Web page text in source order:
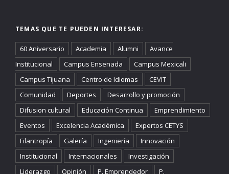
TEMAS QUE TE PUEDEN INTERESAR:
60 Aniversario Academia Alumni
Avance
Institucional
Campus Ensenada
Campus Mexicali
Campus Tijuana
Centro de Idiomas
CEVIT
Comunidad
Deportes
Desarrollo y promoción
Difusion cultural
Educación Continua
Emprendimiento
Eventos
Excelencia Académica
Expertos CETYS
Filantropía
Galería Ingeniería
Innovación
Institucional
Internacionales
Investigación
Liderazgo
Opinión P. Emprendedor P.